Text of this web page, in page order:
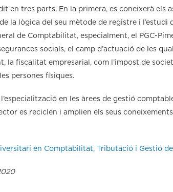
en tres parts. En la primera, es coneixerà els
la lògica del seu mètode de registre i l’estudi
de Comptabilitat, especialment, el PGC-
socials, el camp d’actuació de les
la fiscalitat empresarial, com l’impost de
persones físiques.
en les àrees de gestió
es reciclen i amplien els seus
en Comptabilitat, Tributació i Gestió